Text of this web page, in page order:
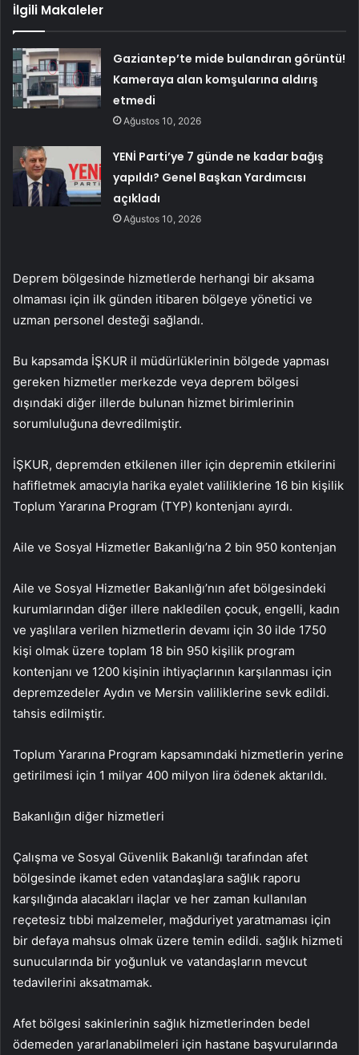
İlgili Makaleler
Gaziantep’te mide bulandıran görüntü!
Kameraya alan komşularına aldırış
etmedi
Ağustos 10, 2026
YENİ Parti’ye 7 günde ne kadar bağış
yapıldı? Genel Başkan Yardımcısı
açıkladı
Ağustos 10, 2026
Deprem bölgesinde hizmetlerde herhangi bir aksama
olmaması için ilk günden itibaren bölgeye yönetici ve
uzman personel desteği sağlandı.
Bu kapsamda İŞKUR il müdürlüklerinin bölgede yapması
gereken hizmetler merkezde veya deprem bölgesi
dışındaki diğer illerde bulunan hizmet birimlerinin
sorumluluğuna devredilmiştir.
İŞKUR, depremden etkilenen iller için depremin etkilerini
hafifletmek amacıyla harika eyalet valiliklerine 16 bin kişilik
Toplum Yararına Program (TYP) kontenjanı ayırdı.
Aile ve Sosyal Hizmetler Bakanlığı’na 2 bin 950 kontenjan
Aile ve Sosyal Hizmetler Bakanlığı’nın afet bölgesindeki
kurumlarından diğer illere nakledilen çocuk, engelli, kadın
ve yaşlılara verilen hizmetlerin devamı için 30 ilde 1750
kişi olmak üzere toplam 18 bin 950 kişilik program
kontenjanı ve 1200 kişinin ihtiyaçlarının karşılanması için
depremzedeler Aydın ve Mersin valiliklerine sevk edildi.
tahsis edilmiştir.
Toplum Yararına Program kapsamındaki hizmetlerin yerine
getirilmesi için 1 milyar 400 milyon lira ödenek aktarıldı.
Bakanlığın diğer hizmetleri
Çalışma ve Sosyal Güvenlik Bakanlığı tarafından afet
bölgesinde ikamet eden vatandaşlara sağlık raporu
karşılığında alacakları ilaçlar ve her zaman kullanılan
reçetesiz tıbbi malzemeler, mağduriyet yaratmaması için
bir defaya mahsus olmak üzere temin edildi. sağlık hizmeti
sunucularında bir yoğunluk ve vatandaşların mevcut
tedavilerini aksatmamak.
Afet bölgesi sakinlerinin sağlık hizmetlerinden bedel
ödemeden yararlanabilmeleri için hastane başvurularında